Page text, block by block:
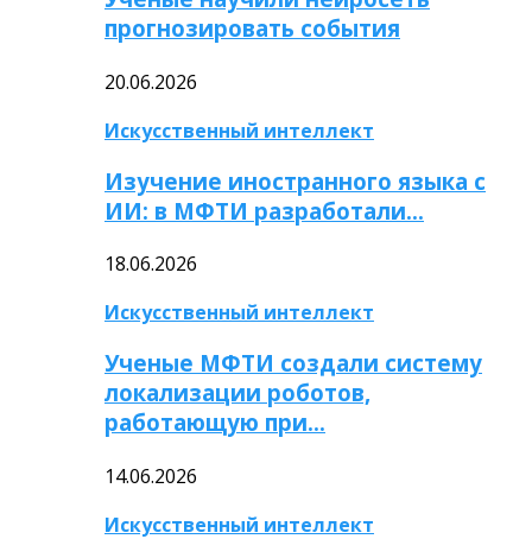
прогнозировать события
20.06.2026
Искусственный интеллект
Изучение иностранного языка с
ИИ: в МФТИ разработали…
18.06.2026
Искусственный интеллект
Ученые МФТИ создали систему
локализации роботов,
работающую при…
14.06.2026
Искусственный интеллект